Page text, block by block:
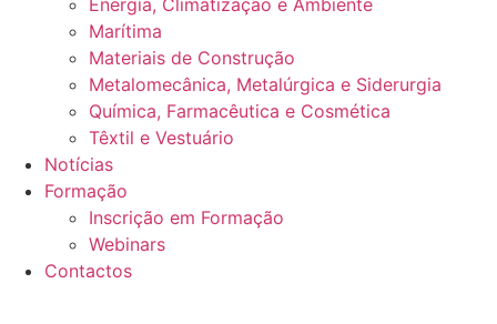
Energia, Climatização e Ambiente
Marítima
Materiais de Construção
Metalomecânica, Metalúrgica e Siderurgia
Química, Farmacêutica e Cosmética
Têxtil e Vestuário
Notícias
Formação
Inscrição em Formação
Webinars
Contactos